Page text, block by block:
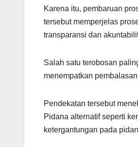
Karena itu, pembaruan
tersebut memperjelas
transparansi dan
Salah satu terobosan
menempatkan
Pendekatan tersebut
Pidana alternatif seperti
ketergantungan pada